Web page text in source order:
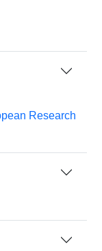
Research